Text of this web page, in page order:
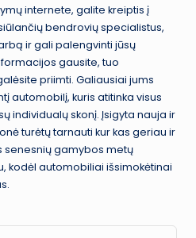
internete, galite kreiptis į
bendrovių specialistus,
ir gali palengvinti jūsų
gausite, tuo
priimti. Galiausiai jums
automobilį, kuris atitinka visus
individualų skonį. Įsigyta nauja ir
turėtų tarnauti kur kas geriau ir
senesnių gamybos metų
kodėl automobiliai išsimokėtinai